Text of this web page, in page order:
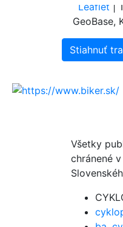
Leaflet |
GeoBase,
Stiahnuť
Všetky
chránené